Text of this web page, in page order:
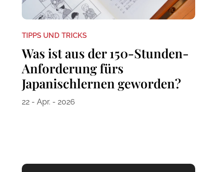
TIPPS UND TRICKS
Was ist aus der 150-Stunden-
Anforderung fürs
Japanischlernen geworden?
22 - Apr. - 2026